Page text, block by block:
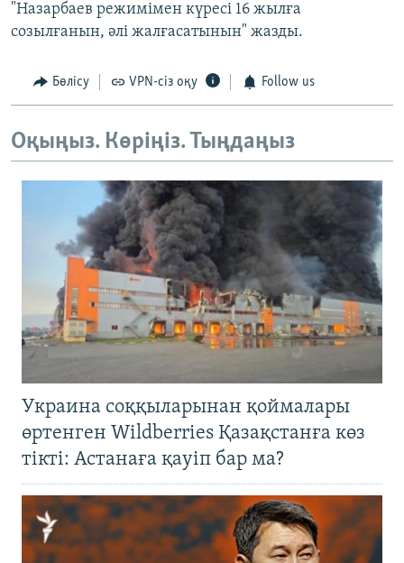
"Назарбаев режимімен күресі 16 жылға
созылғанын, әлі жалғасатынын" жазды.
Бөлісу VPN-сіз оқу Follow us
Оқыңыз. Көріңіз. Тыңдаңыз
Украина соққыларынан қоймалары
өртенген Wildberries Қазақстанға көз
тікті: Астанаға қауіп бар ма?